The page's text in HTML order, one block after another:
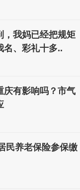
，我妈已经把规矩
名、彩礼十多..
庆有影响吗？市气
民养老保险参保缴